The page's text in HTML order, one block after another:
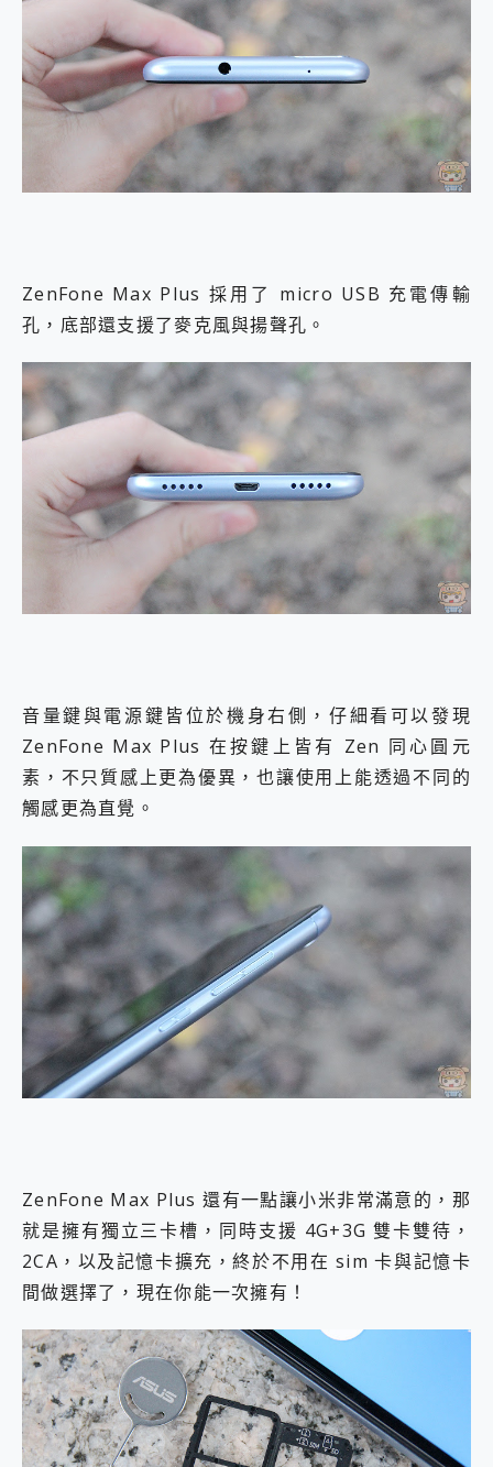
ZenFone Max Plus 採用了 micro USB 充電傳輸
孔，底部還支援了麥克風與揚聲孔。
音量鍵與電源鍵皆位於機身右側，仔細看可以發現
ZenFone Max Plus 在按鍵上皆有 Zen 同心圓元
素，不只質感上更為優異，也讓使用上能透過不同的
觸感更為直覺。
ZenFone Max Plus 還有一點讓小米非常滿意的，那
就是擁有獨立三卡槽，同時支援 4G+3G 雙卡雙待，
2CA，以及記憶卡擴充，終於不用在 sim 卡與記憶卡
間做選擇了，現在你能一次擁有！